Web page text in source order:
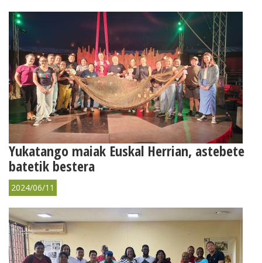
Yukatango maiak Euskal Herrian, astebete
batetik bestera
2024/06/11